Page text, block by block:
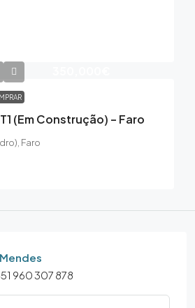
(Em Construção) – Faro
Faro
960 307 878